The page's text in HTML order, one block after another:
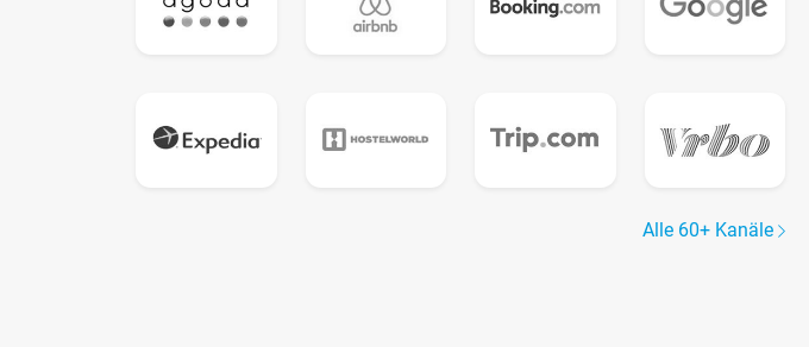
Alle 60+ Kanäle